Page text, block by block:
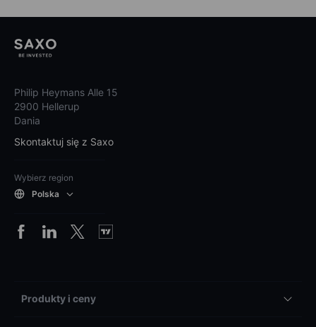
Philip Heymans Alle 15
2900 Hellerup
Dania
Skontaktuj się z Saxo
Wybierz region
Polska
Produkty i ceny